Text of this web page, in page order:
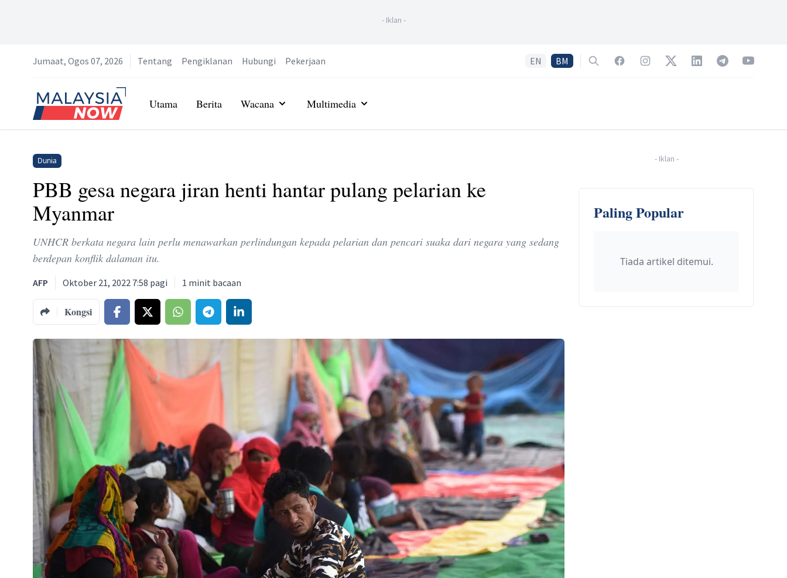
- Iklan -
Jumaat, Ogos 07, 2026 Tentang Pengiklanan Hubungi Pekerjaan EN BM SearchFacebookInstagramTwitterLinkedInTelegramYouTube
Home
Utama Berita Wacana Multimedia
Dunia
PBB gesa negara jiran henti hantar pulang pelarian ke
Myanmar
UNHCR berkata negara lain perlu menawarkan perlindungan kepada pelarian dan pencari suaka dari negara yang sedang
berdepan konflik dalaman itu.
AFP Oktober 21, 2022 7:58 pagi 1 minit bacaan
Kongsi
- Iklan -
Paling Popular
Tiada artikel ditemui.